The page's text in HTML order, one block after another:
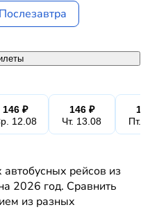
Послезавтра
146 ₽
12.08
146 ₽
Чт. 13.08
Пт.
рейсов из
2026 год. Сравнить
из разных